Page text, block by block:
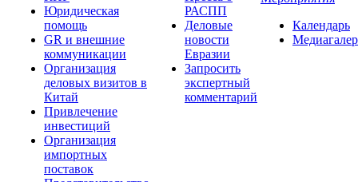
Юридическая
помощь
GR и внешние
коммуникации
Организация
деловых визитов в
Китай
Привлечение
инвестиций
Организация
импортных
поставок
РАСПП
Деловые
новости
Евразии
Запросить
экспертный
комментарий
Календарь